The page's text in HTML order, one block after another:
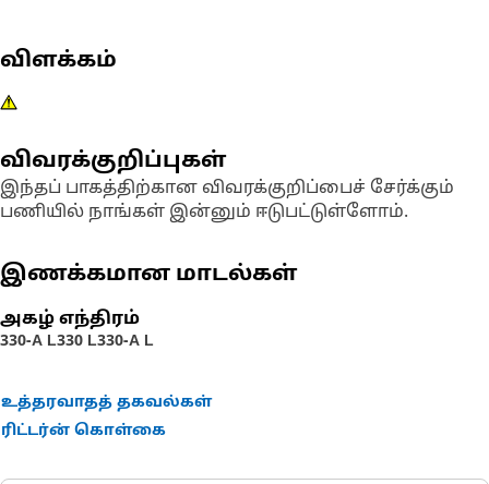
விளக்கம்
விவரக்குறிப்புகள்
இந்தப் பாகத்திற்கான விவரக்குறிப்பைச் சேர்க்கும்
பணியில் நாங்கள் இன்னும் ஈடுபட்டுள்ளோம்.
இணக்கமான மாடல்கள்
அகழ் எந்திரம்
330-A L330 L330-A L
உத்தரவாதத் தகவல்கள்
ரிட்டர்ன் கொள்கை